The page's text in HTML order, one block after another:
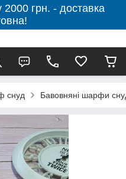
грн. - доставка
снуд Бавовняні шарфи